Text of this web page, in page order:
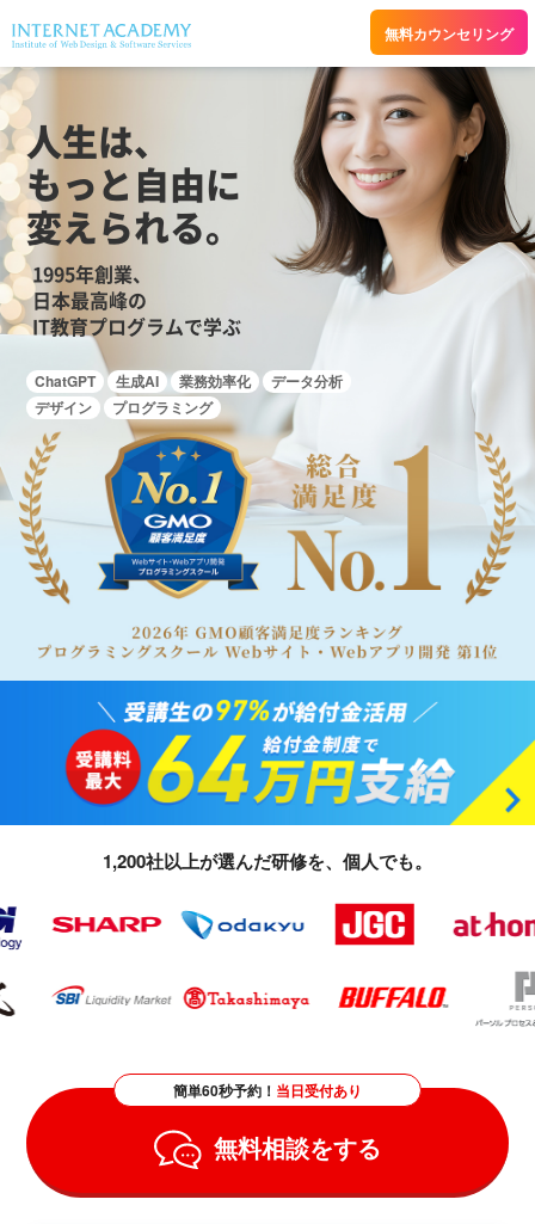
無料カウンセリング
コース
一覧
受講生
の声
特長
受講
スタイル
キャリア
サポート
人生は、
もっと自由に
変えられる。
1995年創業、
日本最高峰の
IT教育プログラムで学ぶ
ChatGPT 生成AI 業務効率化
データ分析
デザイン
プログラミング
1,200社以上が選んだ研修を、個人でも。
簡単60秒予約！ 当日受付あり
無料相談をする